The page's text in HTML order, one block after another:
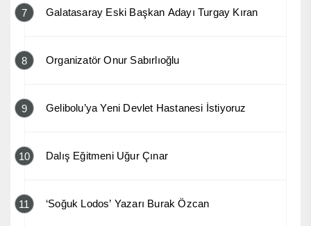
7 Galatasaray Eski Başkan Adayı Turgay Kıran
8 Organizatör Onur Sabırlıoğlu
9 Gelibolu’ya Yeni Devlet Hastanesi İstiyoruz
10 Dalış Eğitmeni Uğur Çınar
11 ‘Soğuk Lodos’ Yazarı Burak Özcan